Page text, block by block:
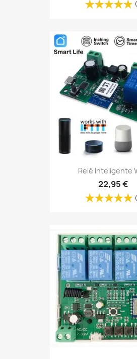
Relé Inteligente
22,95 €